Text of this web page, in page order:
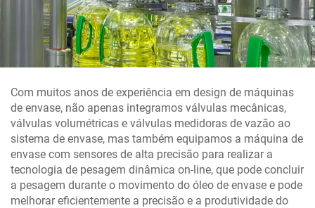
Sobre
Vídeo
Contato
Site RU
Com muitos anos de experiência em design de máquinas
de envase, não apenas integramos válvulas mecânicas,
válvulas volumétricas e válvulas medidoras de vazão ao
sistema de envase, mas também equipamos a máquina de
envase com sensores de alta precisão para realizar a
tecnologia de pesagem dinâmica on-line, que pode concluir
a pesagem durante o movimento do óleo de envase e pode
melhorar eficientemente a precisão e a produtividade do